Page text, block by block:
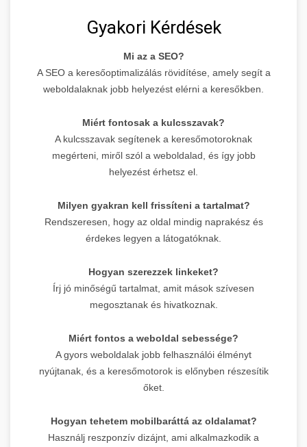
Gyakori Kérdések
Mi az a SEO?
A SEO a keresőoptimalizálás rövidítése, amely segít a
weboldalaknak jobb helyezést elérni a keresőkben.
Miért fontosak a kulcsszavak?
A kulcsszavak segítenek a keresőmotoroknak
megérteni, miről szól a weboldalad, és így jobb
helyezést érhetsz el.
Milyen gyakran kell frissíteni a tartalmat?
Rendszeresen, hogy az oldal mindig naprakész és
érdekes legyen a látogatóknak.
Hogyan szerezzek linkeket?
Írj jó minőségű tartalmat, amit mások szívesen
megosztanak és hivatkoznak.
Miért fontos a weboldal sebessége?
A gyors weboldalak jobb felhasználói élményt
nyújtanak, és a keresőmotorok is előnyben részesítik
őket.
Hogyan tehetem mobilbaráttá az oldalamat?
Használj reszponzív dizájnt, ami alkalmazkodik a